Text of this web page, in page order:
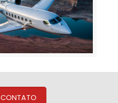
CONTATO